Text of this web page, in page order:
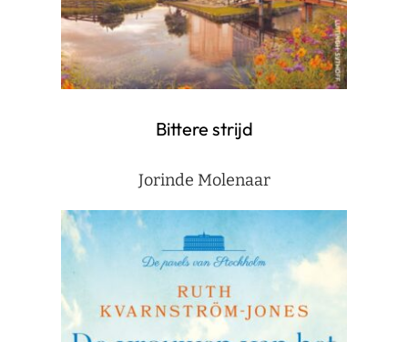
Bittere strijd
Jorinde Molenaar